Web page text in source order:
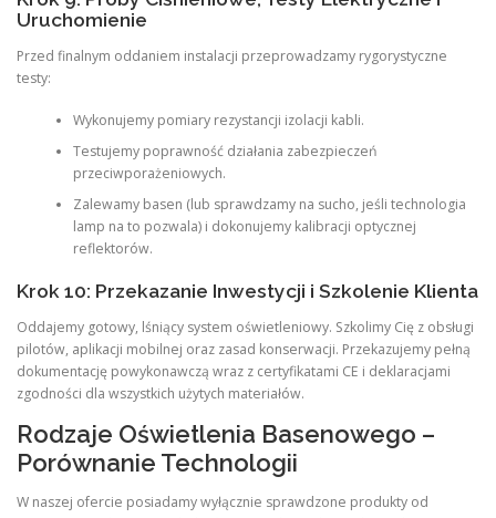
Uruchomienie
Przed finalnym oddaniem instalacji przeprowadzamy rygorystyczne
testy:
Wykonujemy pomiary rezystancji izolacji kabli.
Testujemy poprawność działania zabezpieczeń
przeciwporażeniowych.
Zalewamy basen (lub sprawdzamy na sucho, jeśli technologia
lamp na to pozwala) i dokonujemy kalibracji optycznej
reflektorów.
Krok 10: Przekazanie Inwestycji i Szkolenie Klienta
Oddajemy gotowy, lśniący system oświetleniowy. Szkolimy Cię z obsługi
pilotów, aplikacji mobilnej oraz zasad konserwacji. Przekazujemy pełną
dokumentację powykonawczą wraz z certyfikatami CE i deklaracjami
zgodności dla wszystkich użytych materiałów.
Rodzaje Oświetlenia Basenowego –
Porównanie Technologii
W naszej ofercie posiadamy wyłącznie sprawdzone produkty od